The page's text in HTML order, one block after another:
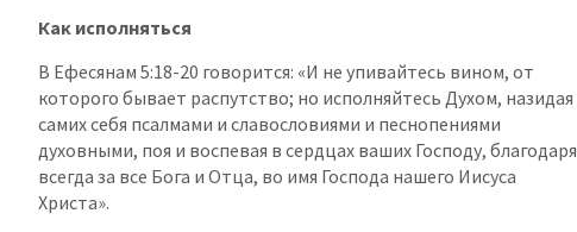
Как исполняться
В Ефесянам 5:18-20 говорится: «И не упивайтесь вином, от
которого бывает распутство; но исполняйтесь Духом, назидая
самих себя псалмами и славословиями и песнопениями
духовными, поя и воспевая в сердцах ваших Господу, благодаря
всегда за все Бога и Отца, во имя Господа нашего Иисуса
Христа».